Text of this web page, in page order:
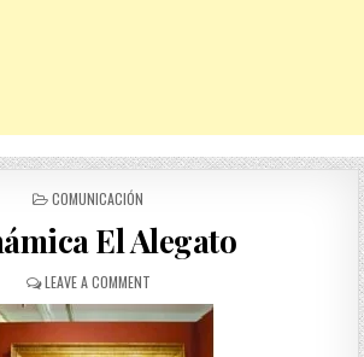
POSTED
COMUNICACIÓN
El Alegato
LEAVE A COMMENTON
DINÁMICA
EL
ALEGATO